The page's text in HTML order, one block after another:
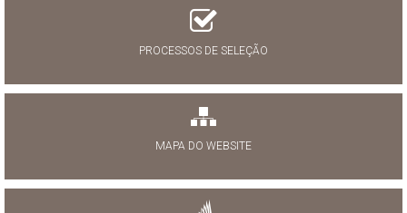
PROCESSOS DE SELEÇÃO
MAPA DO WEBSITE